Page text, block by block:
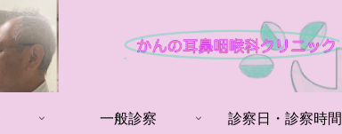
一般診察 診察日・診察時間